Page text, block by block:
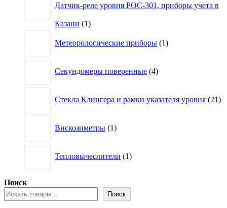
Датчик-реле уровня РОС-301, приборы учета в
Казани 11
Метеорологические приборы 1товар
Секундомеры поверенные 4товара
Стекла Клингера и рамки указателя уровня 21
Вискозиметры 1товар
Тепловычеслители 1товар
Поиск
Поиск